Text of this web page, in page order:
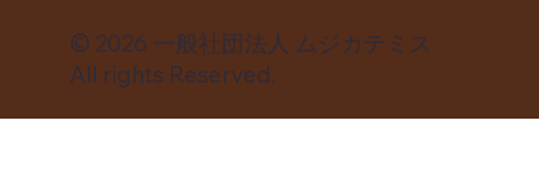
© 2026 一般社団法人 ムジカテミス
All rights Reserved.